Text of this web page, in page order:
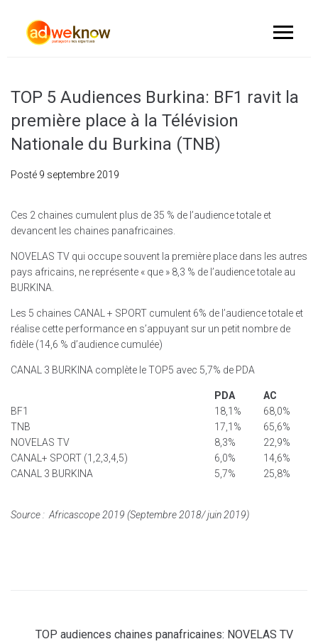
TOP 5 Audiences Burkina: BF1 ravit la
première place à la Télévision
Nationale du Burkina (TNB)
Posté 9 septembre 2019
Ces 2 chaines cumulent plus de 35 % de l’audience totale et
devancent les chaines panafricaines.
NOVELAS TV qui occupe souvent la première place dans les autres
pays africains, ne représente « que » 8,3 % de l’audience totale au
BURKINA.
Les 5 chaines CANAL + SPORT cumulent 6% de l’audience totale et
réalise cette performance en s’appuyant sur un petit nombre de
fidèle (14,6 % d’audience cumulée)
CANAL 3 BURKINA complète le TOP5 avec 5,7% de PDA
PDA
AC
BF1
18,1%
68,0%
TNB
17,1%
65,6%
NOVELAS TV
8,3%
22,9%
CANAL+ SPORT (1,2,3,4,5)
6,0%
14,6%
CANAL 3 BURKINA
5,7% 25,8%
Source : Africascope 2019 (Septembre 2018/ juin 2019)
TOP audiences chaines panafricaines: NOVELAS TV